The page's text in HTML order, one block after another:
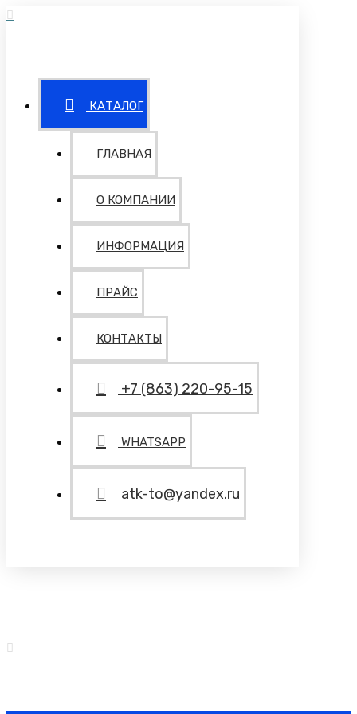
КАТАЛОГ
ГЛАВНАЯ
О КОМПАНИИ
ИНФОРМАЦИЯ
ПРАЙС
КОНТАКТЫ
+7 (863) 220-95-15
WHATSAPP
atk-to@yandex.ru